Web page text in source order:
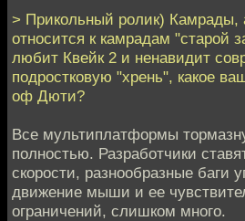
> Прикольный ролик) Камрады,
относится к камрадам "старой
любит Квейк 2 и ненавидит
подростковую "хрень", какое
оф Дюти?
Все мультиплатформы
полностью. Разработчики
скорости, разнообразные баги
движение мыши и ее
ограничений, слишком много.